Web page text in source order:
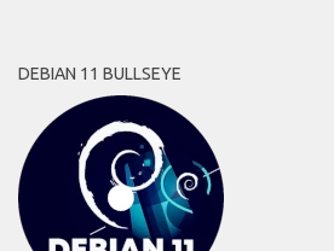
DEBIAN 11 BULLSEYE